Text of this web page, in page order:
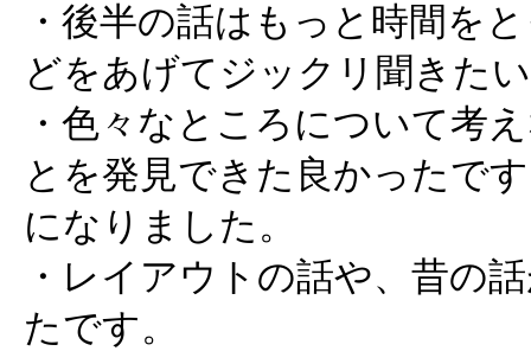
・後半の話はもっと時間を
どをあげてジックリ聞きた
・色々なところについて考
とを発見できた良かったで
になりました。
・レイアウトの話や、昔の
たです。